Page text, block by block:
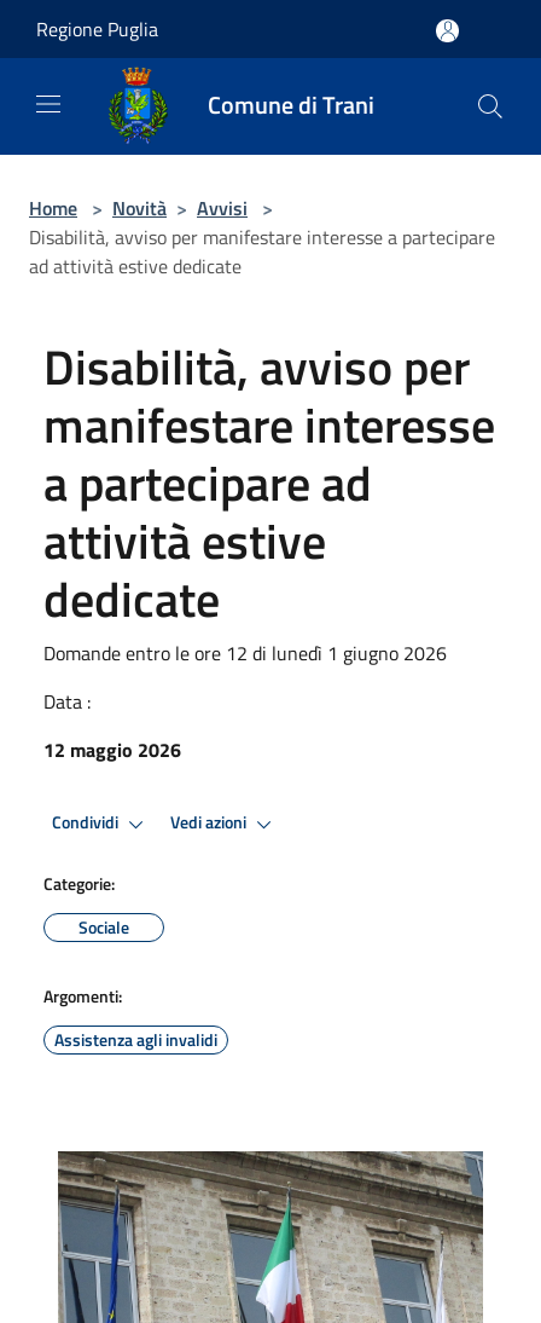
Regione Puglia
Comune di Trani
Home > Novità > Avvisi >
Disabilità, avviso per manifestare interesse a partecipare
ad attività estive dedicate
Disabilità, avviso per
manifestare interesse
a partecipare ad
attività estive
dedicate
Domande entro le ore 12 di lunedì 1 giugno 2026
Data :
12 maggio 2026
Condividi Vedi azioni
Categorie:
Sociale
Argomenti:
Assistenza agli invalidi